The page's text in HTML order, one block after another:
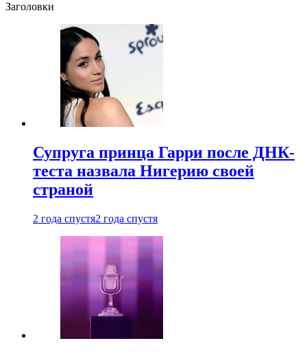
Заголовки
Супруга принца Гарри после ДНК-
теста назвала Нигерию своей
страной
2 года спустя2 года спустя